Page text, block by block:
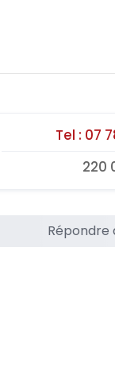
Tel : 07
220
Répondre